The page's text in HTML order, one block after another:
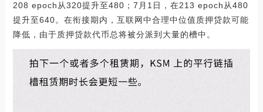
208 epoch从320提升至480；7月1日，在213 epoch从480
提升至640。在衔接期内，互联网中合理中位值质押贷款可能
降低，由于质押贷款代币总将被分派到大量的槽中。